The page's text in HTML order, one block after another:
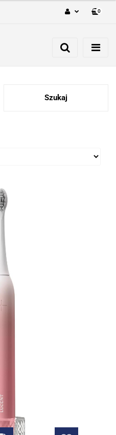
Zarejestruj się
0
Szukaj